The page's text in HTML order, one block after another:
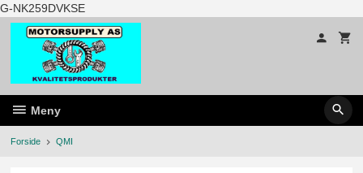
G-NK259DVKSEGå
til
innholdet
Meny
Forside QMI